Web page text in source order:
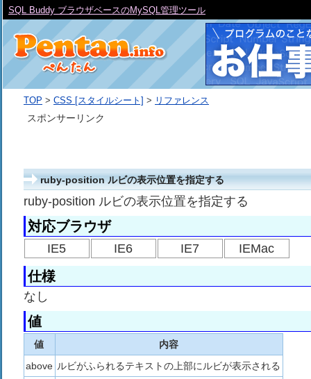
TOP > CSS [スタイルシート] > リファレンス
ruby-position ルビの表示位置を指定する
ruby-position ルビの表示位置を指定する
対応ブラウザ
IE5 IE6 IE7 IEMac
仕様
なし
値
値
内容
above ルビがふられるテキストの上部にルビが表示される
スポンサーリンク
SQL Buddy ブラウザベースのMySQL管理ツール